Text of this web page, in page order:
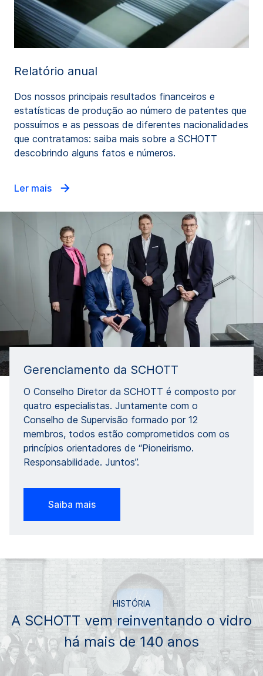
Relatório anual
Dos nossos principais resultados financeiros e
estatísticas de produção ao número de patentes que
possuímos e as pessoas de diferentes nacionalidades
que contratamos: saiba mais sobre a SCHOTT
descobrindo alguns fatos e números.
Ler mais
Gerenciamento da SCHOTT
O Conselho Diretor da SCHOTT é composto por
quatro especialistas. Juntamente com o
Conselho de Supervisão formado por 12
membros, todos estão comprometidos com os
princípios orientadores de “Pioneirismo.
Responsabilidade. Juntos”.
Saiba mais
HISTÓRIA
A SCHOTT vem reinventando o vidro
há mais de 140 anos